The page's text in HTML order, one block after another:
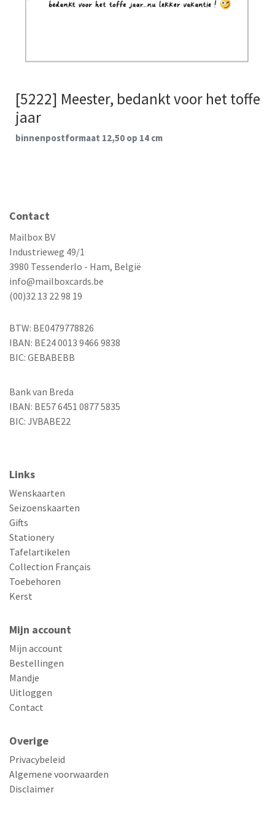
[5222] Meester, bedankt voor het toffe
jaar
binnenpostformaat 12,50 op 14 cm
Contact
Mailbox BV
Industrieweg 49/1
3980 Tessenderlo - Ham, België
info@mailboxcards.be
(00)32 13 22 98 19
BTW: BE0479778826
IBAN: BE24 0013 9466 9838
BIC: GEBABEBB
Bank van Breda
IBAN: BE57 6451 0877 5835
BIC: JVBABE22
Links
Wenskaarten
Seizoenskaarten
Gifts
Stationery
Tafelartikelen
Collection Français
Toebehoren
Kerst
Mijn account
Mijn account
Bestellingen
Mandje
Uitloggen
Contact
Overige
Privacybeleid
Algemene voorwaarden
Disclaimer